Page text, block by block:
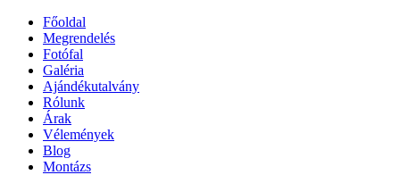
Főoldal
Megrendelés
Fotófal
Galéria
Ajándékutalvány
Rólunk
Árak
Vélemények
Blog
Montázs